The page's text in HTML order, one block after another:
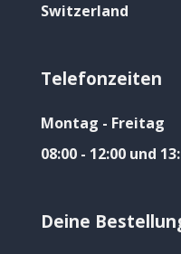
Switzerland
Telefonzeiten
Montag - Freitag
08:00 - 12:00 und
Deine